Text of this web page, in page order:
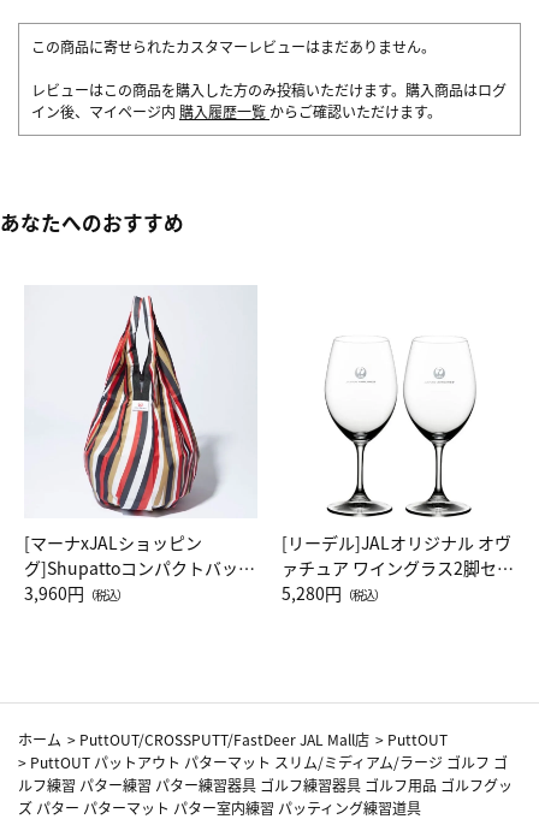
この商品に寄せられたカスタマーレビューはまだありません。
レビューはこの商品を購入した方のみ投稿いただけます。購入商品はログ
イン後、マイページ内 購入履歴一覧 からご確認いただけます。
あなたへのおすすめ
[マーナxJALショッピン
グ]Shupattoコンパクトバッグ
Drop JAL客室乗務員（LC）ス
3,960円 （税込）
[リーデル]JALオリジナル オヴ
ァチュア ワイングラス2脚セッ
ト（レッドワイン）
5,280円 （税込）
ホーム > PuttOUT/CROSSPUTT/FastDeer JAL Mall店 > PuttOUT
> PuttOUT パットアウト パターマット スリム/ミディアム/ラージ ゴルフ ゴ
ルフ練習 パター練習 パター練習器具 ゴルフ練習器具 ゴルフ用品 ゴルフグッ
ズ パター パターマット パター室内練習 パッティング練習道具